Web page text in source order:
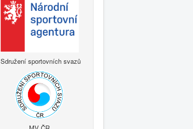
Sdružení sportovních svazů